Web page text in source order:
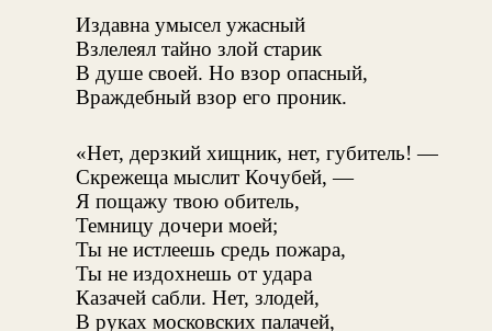
Издавна умысел ужасный
Взлелеял тайно злой старик
В душе своей. Но взор опасный,
Враждебный взор его проник.
«Нет, дерзкий хищник, нет, губитель! —
Скрежеща мыслит Кочубей, —
Я пощажу твою обитель,
Темницу дочери моей;
Ты не истлеешь средь пожара,
Ты не издохнешь от удара
Казачей сабли. Нет, злодей,
В руках московских палачей,